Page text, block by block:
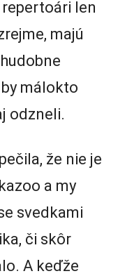
len
majú
málokto
odzneli.
že nie je
a my
svedkami
či skôr
A keďže